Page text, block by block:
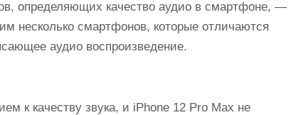
определяющих качество аудио в смартфоне, —
несколько смартфонов, которые отличаются
аудио воспроизведение.
к качеству звука, и iPhone 12 Pro Max не